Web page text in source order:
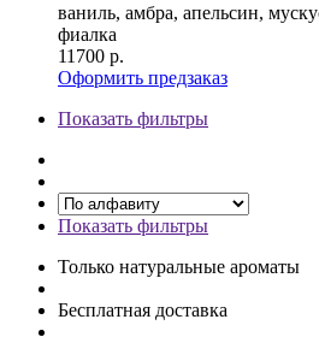
ваниль, амбра, апельсин,
фиалка
11700 р.
Оформить предзаказ
Показать фильтры
Показать фильтры
Только натуральные ароматы
Бесплатная доставка